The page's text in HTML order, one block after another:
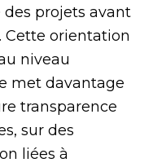
projets avant
Cette orientation
niveau
met davantage
transparence
sur des
liées à